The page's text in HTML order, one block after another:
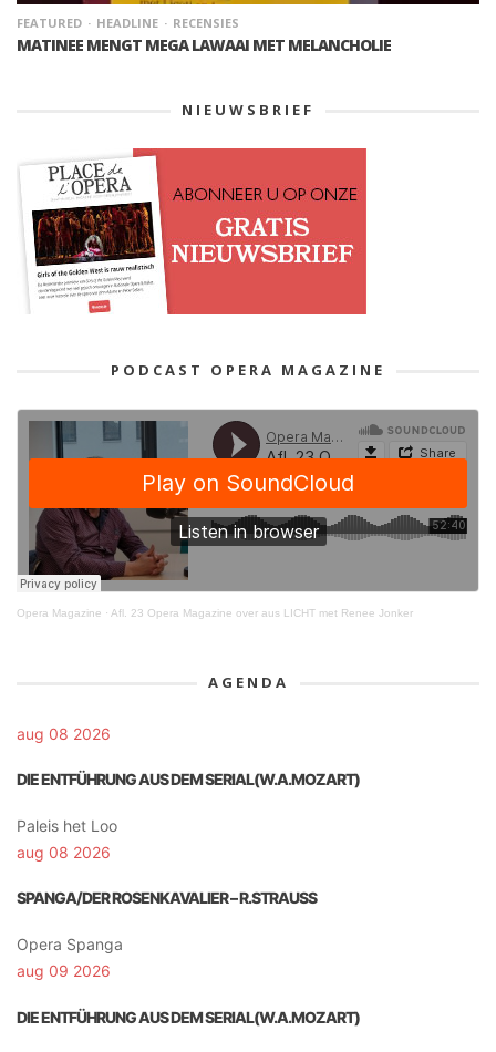
FEATURED HEADLINE RECENSIES
MATINEE MENGT MEGA LAWAAI MET MELANCHOLIE
NIEUWSBRIEF
PODCAST OPERA MAGAZINE
Opera Magazine · Afl. 23 Opera Magazine over aus LICHT met Renee Jonker
AGENDA
aug 08 2026
DIE ENTFÜHRUNG AUS DEM SERIAL(W.A.MOZART)
Paleis het Loo
aug 08 2026
SPANGA/DER ROSENKAVALIER – R.STRAUSS
Opera Spanga
aug 09 2026
DIE ENTFÜHRUNG AUS DEM SERIAL(W.A.MOZART)